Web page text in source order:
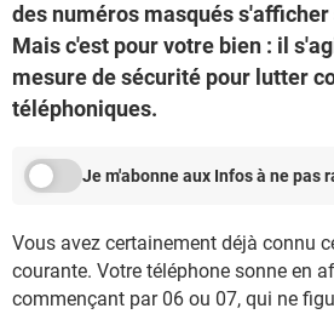
des numéros masqués
Mais c'est pour votre bien : il
mesure de sécurité pour lutter
téléphoniques.
Je m'abonne aux Infos à ne pas
Vous avez certainement déjà connu
courante. Votre téléphone sonne en
commençant par 06 ou 07, qui ne